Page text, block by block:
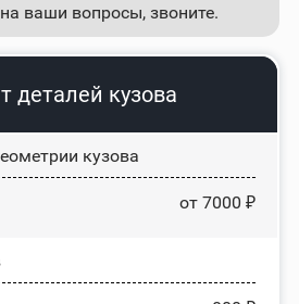
ваши вопросы, звоните.
деталей кузова
кузова
от 7000 ₽